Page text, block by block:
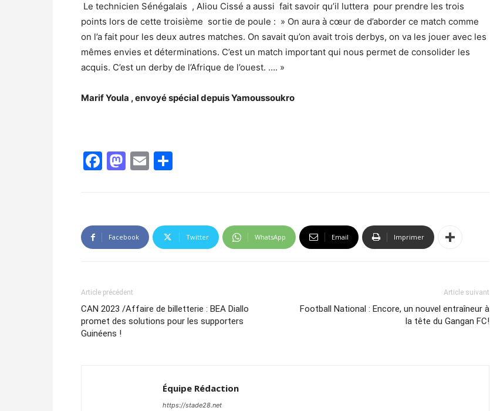
Le technicien Sénégalais , Aliou Cissé a aussi fait savoir qu’il luttera pour prendre les trois
points lors de cette troisième sortie de poule : » On aura à cœur de d’aborder ce match comme
on l’a fait pour les deux autres matches. On savait qu’on avait trois derbys, on va les jouer avec les
mêmes envies et déterminations. C’est un match important qui nous permet de consolider les
acquis. C’est un derby de l’Afrique de l’ouest. …. »
Marif Youla , envoyé spécial depuis Yamoussoukro
Facebook
Mastodon
Email
Facebook Twitter WhatsApp Email Imprimer
Article précédent
CAN 2023 /Affaire de billetterie : BEA Diallo
promet des solutions pour les supporters
Guinéens !
Article suivant
Football National : Encore, un nouvel entraîneur à
la tête du Gangan FC!
Équipe Rédaction
https://stade28.net